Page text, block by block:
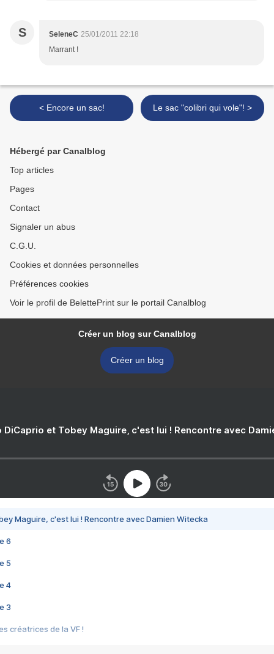
S SeleneC 25/01/2011 22:18
Marrant !
< Encore un sac! Le sac "colibri qui vole"! >
Hébergé par Canalblog
Top articles
Pages
Contact
Signaler un abus
C.G.U.
Cookies et données personnelles
Préférences cookies
Voir le profil de BelettePrint sur le portail Canalblog
Créer un blog sur Canalblog
Créer un blog
DiCaprio et Tobey Maguire, c'est lui ! Rencontre avec
Maguire, c'est lui ! Rencontre avec Damien Witecka
6
5
4
3
créatrices de la VF !